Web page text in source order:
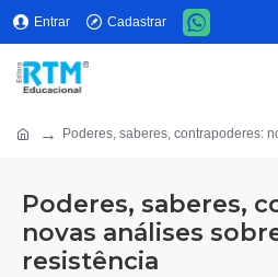
Entrar Cadastrar
Poderes, saberes, contrapoderes:
Poderes, saberes,
novas análises
resistência